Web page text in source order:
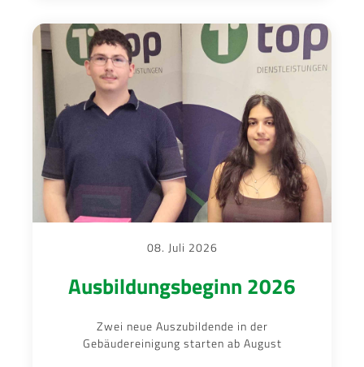
08. Juli 2026
Ausbildungsbeginn 2026
Zwei neue Auszubildende in der
Gebäudereinigung starten ab August